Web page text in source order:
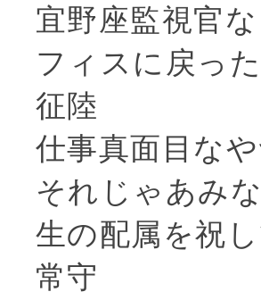
宜野座監視官
フィスに戻った
征陸
仕事真面目な
それじゃあみ
生の配属を祝
常守